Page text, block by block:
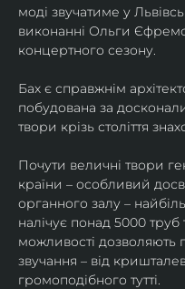
моді звучатиме у
виконанні Ольги
концертного сезону.
Бах є справжнім
побудована за
твори крізь століття
Почути величні твори
країни – особливий
органного залу –
налічує понад 5000 труб
можливості дозволяють
звучання – від
громоподібного тутті.